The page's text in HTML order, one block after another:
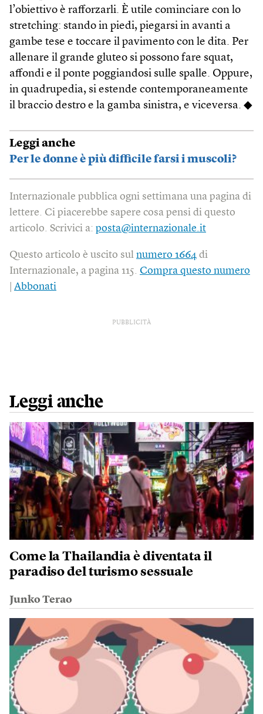
l’obiettivo è rafforzarli. È utile cominciare con lo
stretching: stando in piedi, piegarsi in avanti a
gambe tese e toccare il pavimento con le dita. Per
allenare il grande gluteo si possono fare squat,
affondi e il ponte poggiandosi sulle spalle. Oppure,
in quadrupedia, si estende contemporaneamente
il braccio destro e la gamba sinistra, e viceversa. ◆
Leggi anche
Per le donne è più difficile farsi i muscoli?
Internazionale pubblica ogni settimana una pagina di
lettere. Ci piacerebbe sapere cosa pensi di questo
articolo. Scrivici a: posta@internazionale.it
Questo articolo è uscito sul numero 1664 di
Internazionale, a pagina 115. Compra questo numero
Abbonati
PUBBLICITÀ
Leggi anche
Come la Thailandia è diventata il
paradiso del turismo sessuale
Junko Terao